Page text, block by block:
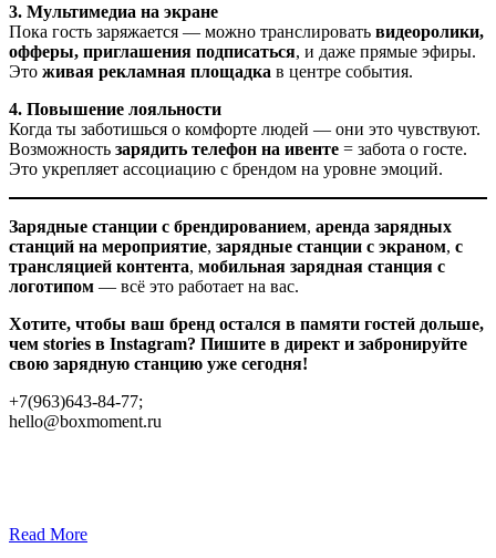
3. Мультимедиа на экране
Пока гость заряжается — можно транслировать видеоролики,
офферы, приглашения подписаться, и даже прямые эфиры.
Это живая рекламная площадка в центре события.
4. Повышение лояльности
Когда ты заботишься о комфорте людей — они это чувствуют.
Возможность зарядить телефон на ивенте = забота о госте.
Это укрепляет ассоциацию с брендом на уровне эмоций.
Зарядные станции с брендированием, аренда зарядных
станций на мероприятие, зарядные станции с экраном, с
трансляцией контента, мобильная зарядная станция с
логотипом — всё это работает на вас.
Хотите, чтобы ваш бренд остался в памяти гостей дольше,
чем stories в Instagram? Пишите в директ и забронируйте
свою зарядную станцию уже сегодня!
+7(963)643-84-77;
hello@boxmoment.ru
Read More